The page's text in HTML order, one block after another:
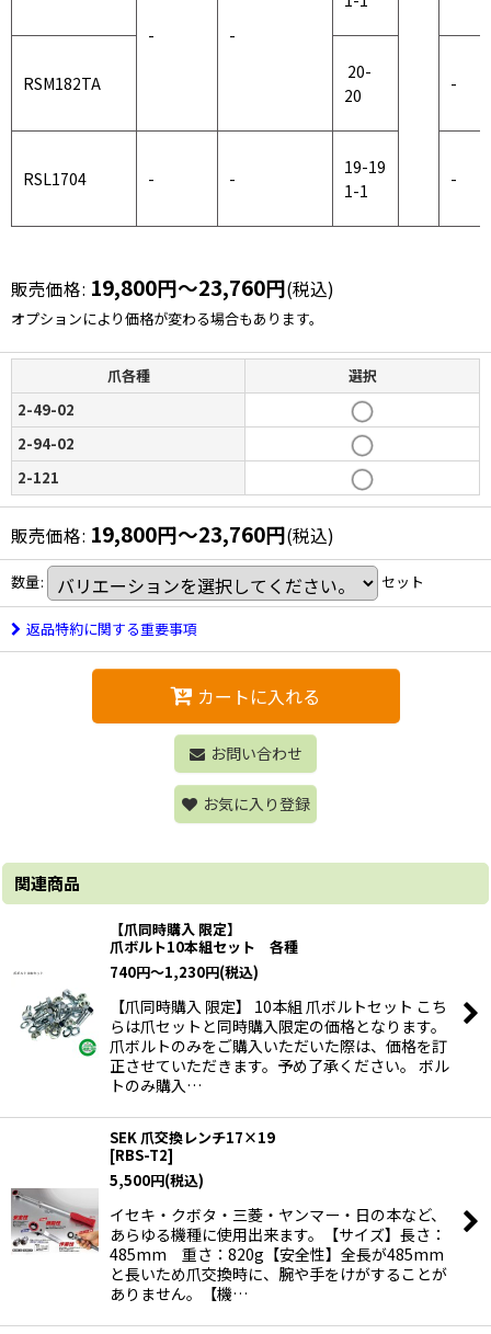
- -
RSM182TA
20-
20
-
RSL1704 - -
19-19
1-1
-
販売価格: 19,800円～23,760円(税込)
オプションにより価格が変わる場合もあります。
爪各種
選択
2-49-02
2-94-02
2-121
販売価格: 19,800円～23,760円(税込)
数量: セット
返品特約に関する重要事項
カートに入れる
お問い合わせ
お気に入り登録
関連商品
【爪同時購入 限定】
爪ボルト10本組セット 各種
740円～1,230円(税込)
【爪同時購入 限定】 10本組 爪ボルトセット こち
らは爪セットと同時購入限定の価格となります。
爪ボルトのみをご購入いただいた際は、価格を訂
正させていただきます。予め了承ください。 ボル
トのみ購入…
SEK 爪交換レンチ17×19
[RBS-T2]
5,500円(税込)
イセキ・クボタ・三菱・ヤンマー・日の本など、
あらゆる機種に使用出来ます。【サイズ】長さ：
485mm 重さ：820g【安全性】全長が485mm
と長いため爪交換時に、腕や手をけがすることが
ありません。【機…